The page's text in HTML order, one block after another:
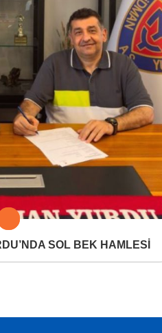
SOL BEK HAMLESİ